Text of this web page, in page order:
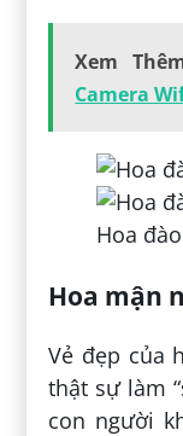
Xem
Camera
Hoa
Hoa mận
Vẻ đẹp của
thật sự làm
con người